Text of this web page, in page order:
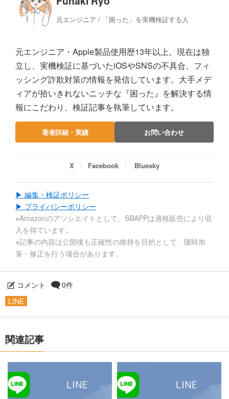
元エンジニア / 「困った」を実機検証する人
元エンジニア・Apple製品使用歴13年以上。現在は独
立し、実機検証に基づいたiOSやSNSの不具合、フィ
ッシング詐欺対策の情報を発信しています。大手メデ
ィアが拾いきれないニッチな『困った』を解決する情
報にこだわり、検証記事を執筆しています。
著者詳細・実績 お問い合わせ
X Facebook Bluesky
▶ 編集・検証ポリシー
▶ プライバシーポリシー
※Amazonのアソシエイトとして、SBAPPは適格販売により収
入を得ています。
※記事の内容は公開後も正確性の維持を目的として、随時加
筆・修正を行う場合があります。
コメント
0件
LINE
関連記事